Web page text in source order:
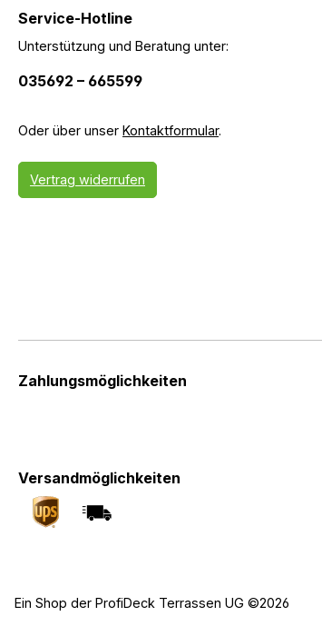
Service-Hotline
Unterstützung und Beratung unter:
035692 – 665599
Oder über unser Kontaktformular.
Vertrag widerrufen
Zahlungsmöglichkeiten
Versandmöglichkeiten
Ein Shop der ProfiDeck Terrassen UG ©2026